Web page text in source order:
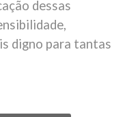
dessas
digno para tantas